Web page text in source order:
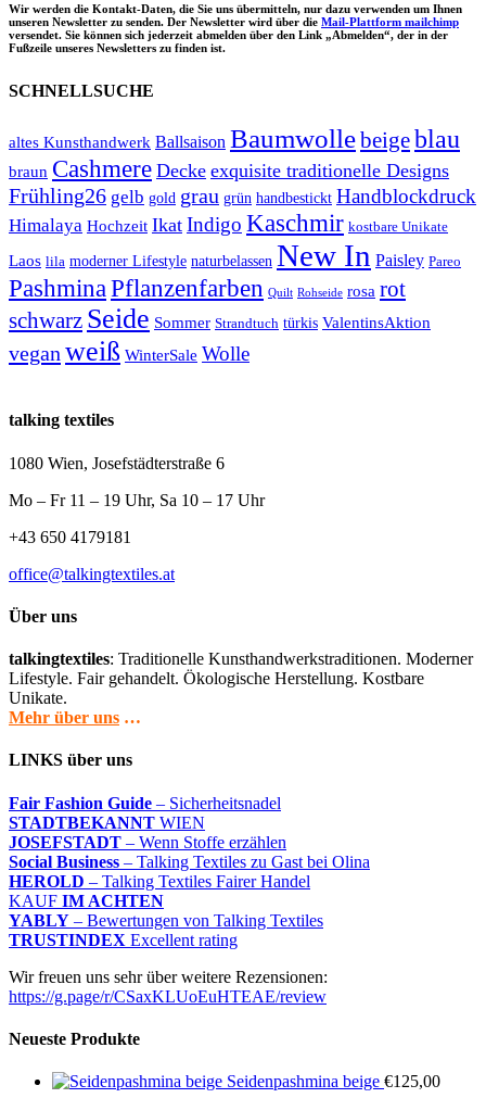
Wir werden die Kontakt-Daten, die Sie uns übermitteln, nur dazu verwenden um Ihnen
unseren Newsletter zu senden. Der Newsletter wird über die Mail-Plattform mailchimp
versendet. Sie können sich jederzeit abmelden über den Link „Abmelden“, der in der
Fußzeile unseres Newsletters zu finden ist.
SCHNELLSUCHE
altes Kunsthandwerk Ballsaison Baumwollebeigeblau
braun Cashmere Decke exquisite traditionelle Designs
Frühling26 gelb gold grau grün handbestickt Handblockdruck
Himalaya Hochzeit Ikat Indigo Kaschmir kostbare Unikate
Laos lila moderner Lifestyle naturbelassen New In Paisley Pareo
PashminaPflanzenfarben Quilt Rohseide rosa rot
schwarz Seide Sommer Strandtuch türkis ValentinsAktion
vegan weiß WinterSale Wolle
talking textiles
1080 Wien, Josefstädterstraße 6
Mo – Fr 11 – 19 Uhr, Sa 10 – 17 Uhr
+43 650 4179181
office@talkingtextiles.at
Über uns
talkingtextiles: Traditionelle Kunsthandwerkstraditionen. Moderner
Lifestyle. Fair gehandelt. Ökologische Herstellung. Kostbare
Unikate.
Mehr über uns …
LINKS über uns
Fair Fashion Guide – Sicherheitsnadel
STADTBEKANNT WIEN
JOSEFSTADT – Wenn Stoffe erzählen
Social Business – Talking Textiles zu Gast bei Olina
HEROLD – Talking Textiles Fairer Handel
KAUF IM ACHTEN
YABLY – Bewertungen von Talking Textiles
TRUSTINDEX Excellent rating
Wir freuen uns sehr über weitere Rezensionen:
https://g.page/r/CSaxKLUoEuHTEAE/review
Neueste Produkte
Seidenpashmina beige €125,00